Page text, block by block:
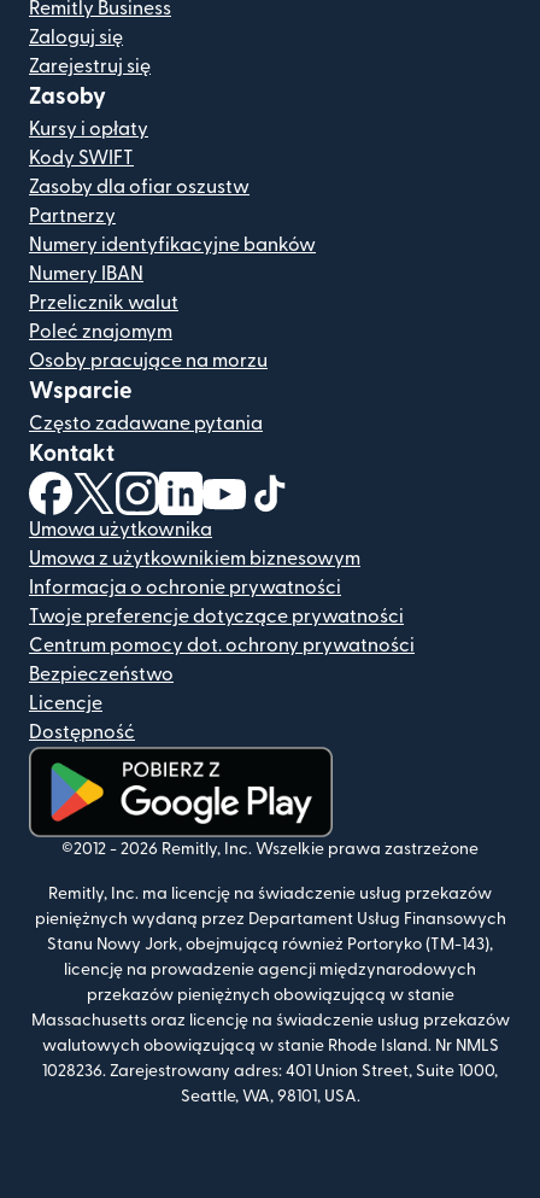
Remitly Business
Zaloguj się
Zarejestruj się
Zasoby
Kursy i opłaty
Kody SWIFT
Zasoby dla ofiar oszustw
Partnerzy
Numery identyfikacyjne banków
Numery IBAN
Przelicznik walut
Poleć znajomym
Osoby pracujące na morzu
Wsparcie
Często zadawane pytania
Kontakt
(otwiera się w nowym oknie)
(otwiera się w nowym oknie)
(otwiera się w nowym oknie)
(otwiera się w nowym oknie)
(otwiera się w nowym oknie)
Umowa użytkownika
Umowa z użytkownikiem biznesowym
Informacja o ochronie prywatności
Twoje preferencje dotyczące prywatności
Centrum pomocy dot. ochrony prywatności
Bezpieczeństwo
Licencje
Dostępność
(otwiera się w nowym oknie)
©2012 - 2026 Remitly, Inc. Wszelkie prawa zastrzeżone
Remitly, Inc. ma licencję na świadczenie usług przekazów
pieniężnych wydaną przez Departament Usług Finansowych
Stanu Nowy Jork, obejmującą również Portoryko (TM-143),
licencję na prowadzenie agencji międzynarodowych
przekazów pieniężnych obowiązującą w stanie
Massachusetts oraz licencję na świadczenie usług przekazów
walutowych obowiązującą w stanie Rhode Island. Nr NMLS
1028236. Zarejestrowany adres: 401 Union Street, Suite 1000,
Seattle, WA, 98101, USA.